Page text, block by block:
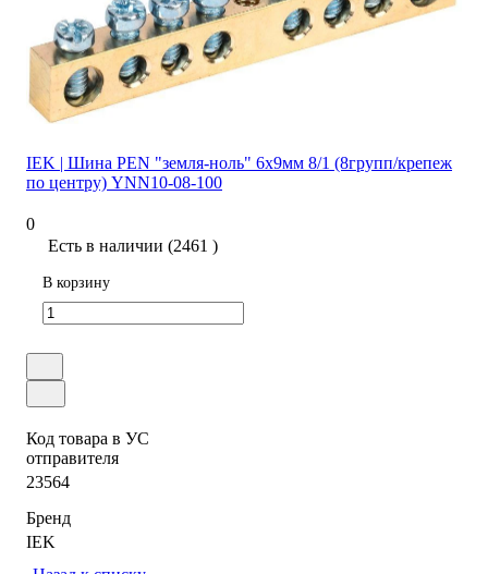
IEK | Шина PEN "земля-ноль" 6х9мм 8/1 (8групп/крепеж
по центру) YNN10-08-100
0
Есть в наличии (2461 )
В корзину
Код товара в УС
отправителя
23564
Бренд
IEK